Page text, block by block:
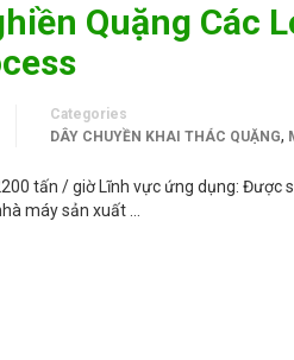
Quặng Các
Categories
DÂY CHUYỀN KHAI THÁC QUẶNG,
tấn / giờ Lĩnh vực ứng dụng:
máy sản xuất …